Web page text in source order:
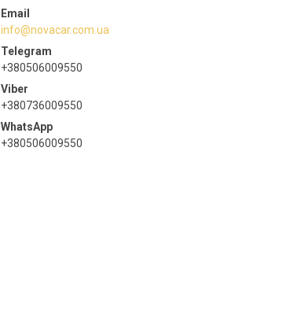
info@novacar.com.ua
+380506009550
+380736009550
+380506009550